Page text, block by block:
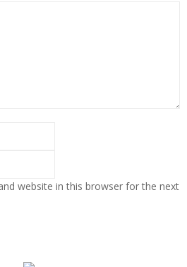
website in this browser for the next